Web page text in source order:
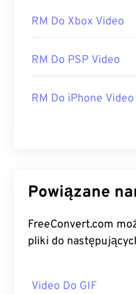
RM Do Xbox Video
RM Do PSP Video
RM Do iPhone Video
Powiązane
FreeConvert.com
pliki do
Video Do GIF